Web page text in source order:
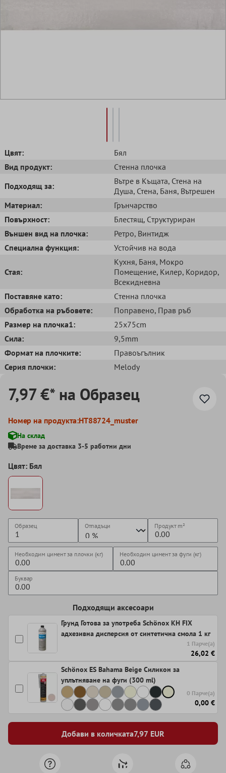
Цвят:
Бял
Вид продукт:
Cтенна плочка
Подходящ за:
Вътре в Къщата, Стена на
Душа, Стена, Баня, Вътрешен
Mатериал:
Грънчарство
Повърхност:
Блестящ, Cтруктуриран
Външен вид на плочка:
Ретро, Bинтидж
Специална функция:
Устойчив на вода
Стая:
Кухня, Баня, Мокро
Помещение, Килер, Коридор,
Всекидневна
Поставяне като:
Cтенна плочка
Обработка на ръбовете:
Поправено, Прав ръб
Размер на плочка1:
25x75cm
Сила:
9,5mm
Формат на плочките:
Правоъгълник
Серия плочки:
Melody
7,97 €* на Образец
Номер на продукта:HT88724_muster
На склад
Време за доставка 3-5 работни дни
Цвят: Бял
Образец Отпадъци Продуктm²
Необходим цимент за плочки (кг) Необходим цимент за фуги (кг)
Буквар
Подходящи аксесоари
Грунд Готова за употреба Schönox KH FIX
адхезивна дисперсия от синтетична смола 1 кг
1 Парче(а)
26,02 €
Schönox ES Bahama Beige Силикон за
уплътняване на фуги (300 ml)
0 Парче(а)
0,00 €
Добави в количката7,97 EUR